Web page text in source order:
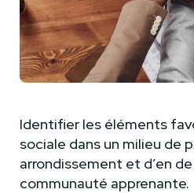
Identifier les éléments
sociale dans un milieu de
arrondissement et d’en
communauté apprenante.